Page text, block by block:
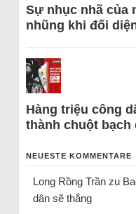
Sự nhục nhã của
nhũng khi đối
Hàng triệu công
thành chuột bạch
NEUESTE KOMMENTARE
Long Rồng Trầnzu
dân sẽ thắng